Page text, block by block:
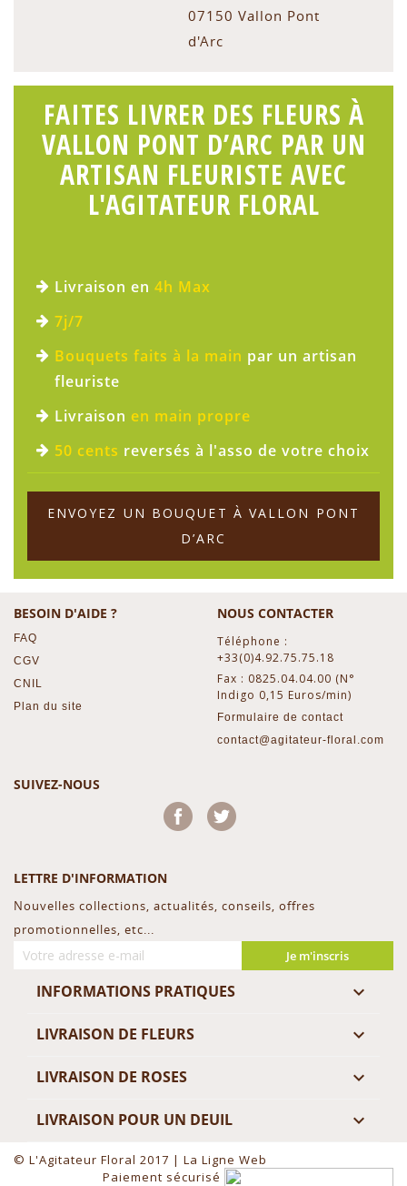
07150 Vallon Pont
d'Arc
FAITES LIVRER DES FLEURS À
VALLON PONT D’ARC PAR UN
ARTISAN FLEURISTE AVEC
L'AGITATEUR FLORAL
Livraison en 4h Max
7j/7
Bouquets faits à la main par un artisan
fleuriste
Livraison en main propre
50 cents reversés à l'asso de votre choix
ENVOYEZ UN BOUQUET À VALLON PONT
D’ARC
BESOIN D'AIDE ?
FAQ
CGV
CNIL
Plan du site
NOUS CONTACTER
Téléphone :
+33(0)4.92.75.75.18
Fax : 0825.04.04.00 (N°
Indigo 0,15 Euros/min)
Formulaire de contact
contact@agitateur-floral.com
SUIVEZ-NOUS
Facebook
LETTRE D'INFORMATION
Nouvelles collections, actualités, conseils, offres
promotionnelles, etc...
Je m'inscris
INFORMATIONS PRATIQUES 
LIVRAISON DE FLEURS 
LIVRAISON DE ROSES 
LIVRAISON POUR UN DEUIL 
© L'Agitateur Floral 2017 | La Ligne Web
Paiement sécurisé